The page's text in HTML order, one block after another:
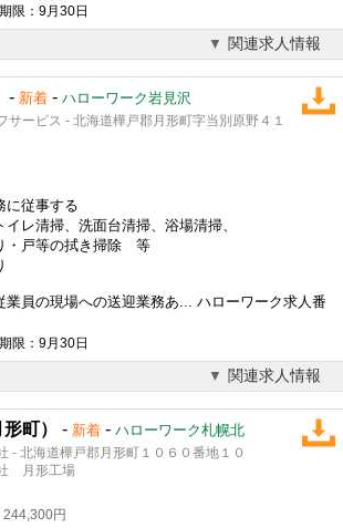
限：9月30日
関連求人情報
- 新着 - ハローワーク岩見沢
ービス - 北海道樺戸郡月形町字当別原野４１
に従事する
イレ清掃、洗面台清掃、浴場清掃、
・戸等の拭き掃除 等
業員の現場への送迎業務あ... ハローワーク求人番
限：9月30日
関連求人情報
町） - 新着 - ハローワーク札幌北
- 北海道樺戸郡月形町１０６０番地１０
月形工場
244,300円